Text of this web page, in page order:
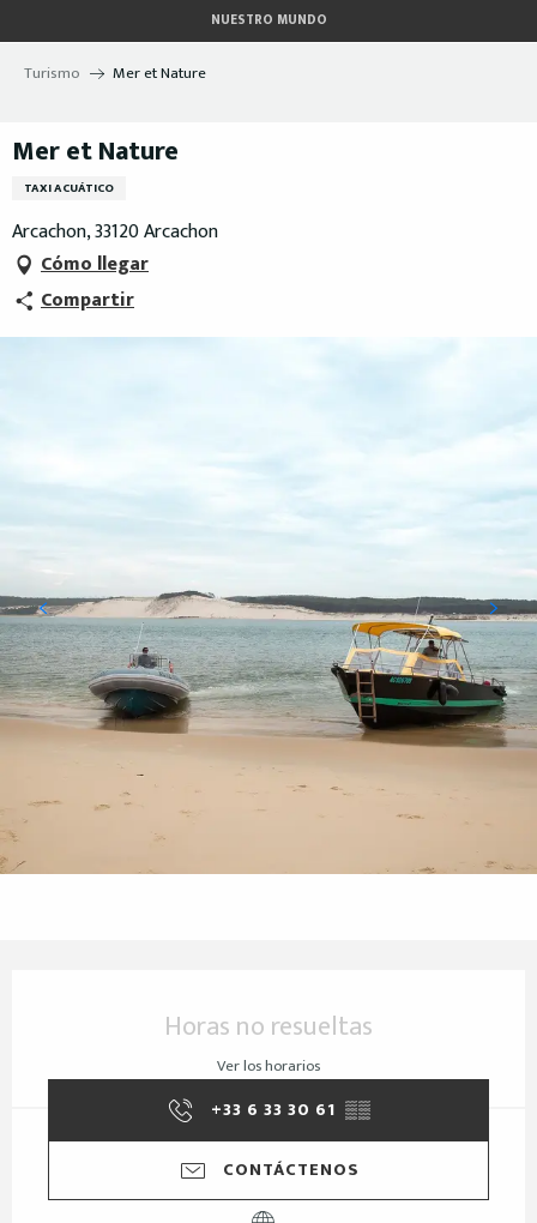
au
contenu
NUESTRO MUNDO
Turismo Mer et Nature
Mer et Nature
TAXI ACUÁTICO
Arcachon, 33120 Arcachon
Cómo llegar
Compartir
Horas no resueltas
Ver los horarios
+33 6 33 30 61 ▒▒
CONTÁCTENOS